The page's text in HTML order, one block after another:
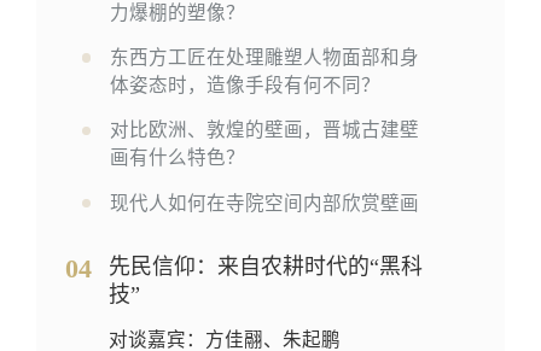
力爆棚的塑像？
东西方工匠在处理雕塑人物面部和身
体姿态时，造像手段有何不同？
对比欧洲、敦煌的壁画，晋城古建壁
画有什么特色？
现代人如何在寺院空间内部欣赏壁画
04
先民信仰：来自农耕时代的“黑科
技”
对谈嘉宾：方佳翮、朱起鹏